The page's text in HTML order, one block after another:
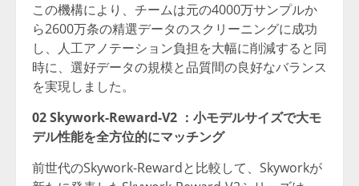
この機構により、チームは元の4000万サンプルか
ら2600万条の精選データのスクリーニングに成功
し、人工アノテーション負担を大幅に削減すると同
時に、選好データの規模と品質間の良好なバランス
を実現しました。
02 Skywork-Reward-V2 ：小モデルサイズで大モ
デル性能を全方位的にマッチング
前世代のSkywork-Rewardと比較して、Skyworkが